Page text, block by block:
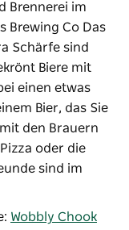
Brennerei im
Brewing Co Das
Schärfe sind
Biere mit
einen etwas
Bier, das Sie
den Brauern
oder die
sind im
Wobbly Chook